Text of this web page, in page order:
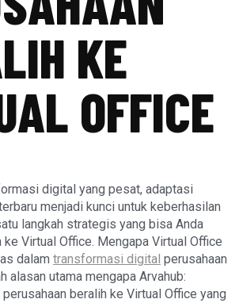
KE
OFFICE
digital yang pesat, adaptasi
menjadi kunci untuk keberhasilan
langkah strategis yang bisa Anda
Virtual Office. Mengapa Virtual Office
dalam transformasi digital perusahaan
alasan utama mengapa Arvahub:
beralih ke Virtual Office yang